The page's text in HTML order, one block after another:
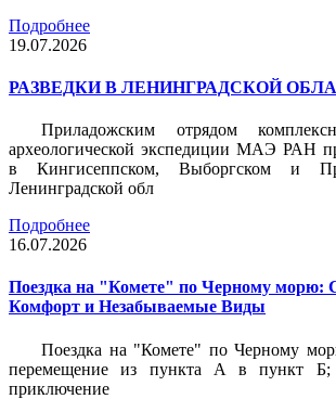
Подробнее
19.07.2026
РАЗВЕДКИ В ЛЕНИНГРАДСКОЙ
Приладожским отрядом
археологической экспедиции МАЭ РАН
в Кингисеппском, Выборгском и
Ленинградской обл
Подробнее
16.07.2026
Поездка на "Комете" по Черному морю:
Комфорт и Незабываемые Виды
Поездка на "Комете" по Черному
перемещение из пункта А в пункт Б;
приключение